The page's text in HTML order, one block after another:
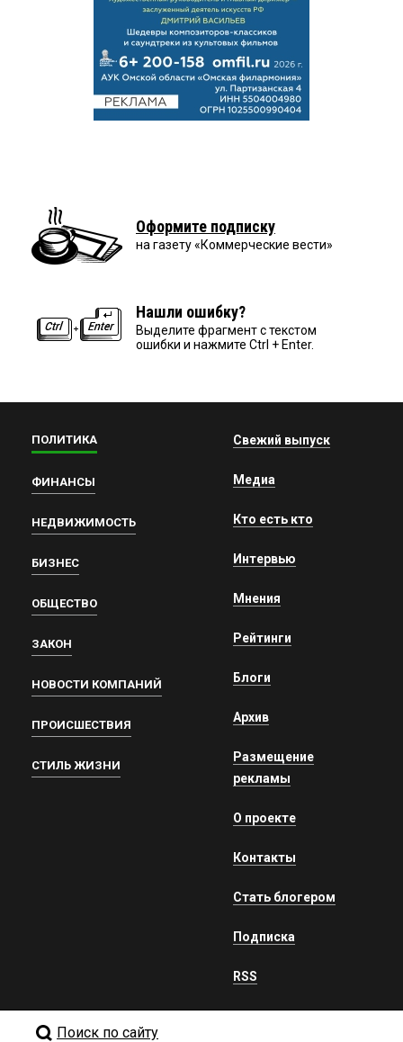
Оформите подписку
на газету «Коммерческие вести»
Нашли ошибку?
Выделите фрагмент с текстом
ошибки и нажмите Ctrl + Enter.
ПОЛИТИКА
ФИНАНСЫ
НЕДВИЖИМОСТЬ
БИЗНЕС
ОБЩЕСТВО
ЗАКОН
НОВОСТИ КОМПАНИЙ
ПРОИСШЕСТВИЯ
СТИЛЬ ЖИЗНИ
Свежий выпуск
Медиа
Кто есть кто
Интервью
Мнения
Рейтинги
Блоги
Архив
Размещение
рекламы
О проекте
Контакты
Стать блогером
Подписка
RSS
Поиск по сайту